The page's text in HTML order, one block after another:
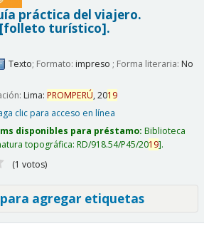
práctica del viajero.
[folleto turístico].
Texto; Formato: impreso ; Forma literaria: No
Lima: PROMPERÚ,2019
clic para acceso en línea
disponibles para préstamo: Biblioteca
topográfica: RD/918.54/P45/2019 .
(1 votos)
agregar etiquetas